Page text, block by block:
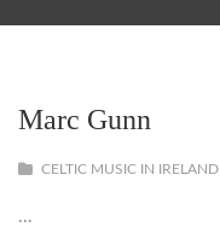
Marc Gunn
CELTIC MUSIC IN IRELAND
...